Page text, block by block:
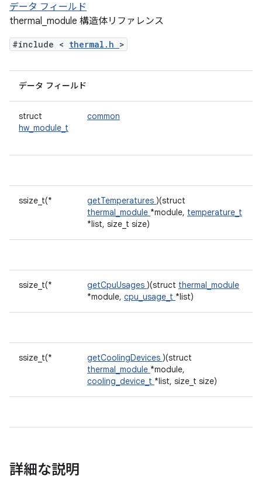
データ フィールド
thermal_module 構造体リファレンス
#include < thermal.h >
データ フィールド
struct
hw_module_t
common
ssize_t(* getTemperatures )(struct
thermal_module *module, temperature_t
*list, size_t size)
ssize_t(* getCpuUsages )(struct thermal_module
*module, cpu_usage_t *list)
ssize_t(* getCoolingDevices )(struct
thermal_module *module,
cooling_device_t *list, size_t size)
詳細な説明